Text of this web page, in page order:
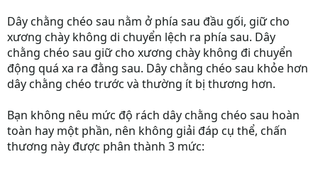
Dây chằng chéo sau nằm ở phía sau đầu gối, giữ cho
xương chày không di chuyển lệch ra phía sau. Dây
chằng chéo sau giữ cho xương chày không đi chuyển
động quá xa ra đằng sau. Dây chằng chéo sau khỏe hơn
dây chằng chéo trước và thường ít bị thương hơn.
Bạn không nêu mức độ rách dây chằng chéo sau hoàn
toàn hay một phần, nên không giải đáp cụ thể, chấn
thương này được phân thành 3 mức: